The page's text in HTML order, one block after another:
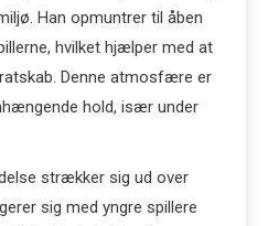
Han opmuntrer til åben
hvilket hjælper med at
Denne atmosfære er
hold, især under
strækker sig ud over
sig med yngre spillere